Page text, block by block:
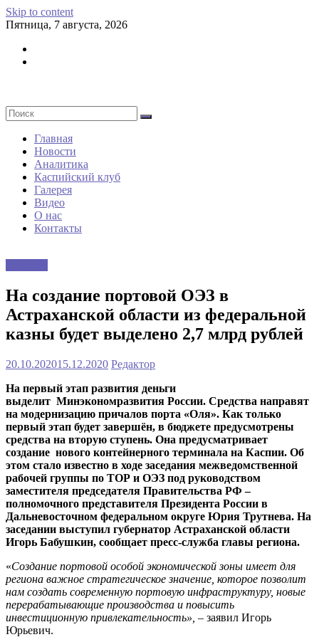
Skip to content
Пятница, 7 августа, 2026
Главная
Новости
Аналитика
Каспийский клуб
Галерея
Видео
О нас
Контакты
На создание портовой ОЭЗ в
Астраханской области из федеральной
казны будет выделено 2,7 млрд рублей
20.10.202015.12.2020 Редактор
На первый этап развития деньги
выделит Минэкономразвития России. Средства направят
на модернизацию причалов порта «Оля». Как только
первый этап будет завершён, в бюджете предусмотрены
средства на вторую ступень. Она предусматривает
создание нового контейнерного терминала на Каспии. Об
этом стало известно в ходе заседания межведомственной
рабочей группы по ТОР и ОЭЗ под руководством
заместителя председателя Правительства РФ –
полномочного представителя Президента России в
Дальневосточном федеральном округе Юрия Трутнева. На
заседании выступил губернатор Астраханской области
Игорь Бабушкин, сообщает пресс-служба главы региона.
«Создание портовой особой экономической зоны имеет для
региона важное стратегическое значение, которое позволит
нам создать современную портовую инфраструктуру, новые
перерабатывающие производства и повысить
инвестиционную привлекательность», – заявил Игорь
Юрьевич.